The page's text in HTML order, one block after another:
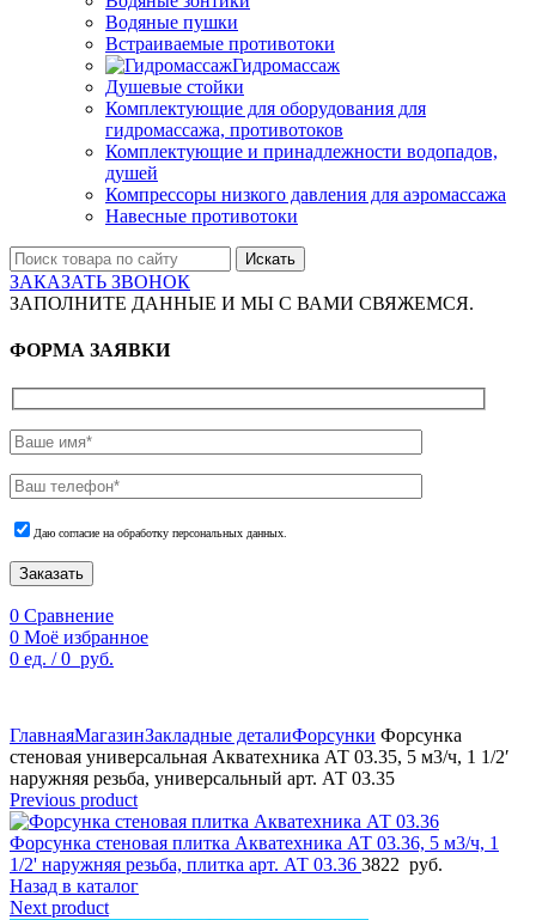
Водяные пушки
Встраиваемые противотоки
Гидромассаж
Душевые стойки
Комплектующие для оборудования для
гидромассажа, противотоков
Комплектующие и принадлежности водопадов,
душей
Компрессоры низкого давления для аэромассажа
Навесные противотоки
Искать
ЗАКАЗАТЬ ЗВОНОК
ЗАПОЛНИТЕ ДАННЫЕ И МЫ С ВАМИ СВЯЖЕМСЯ.
ФОРМА ЗАЯВКИ
Даю согласие на обработку персональных данных.
Заказать
0 Сравнение
0 Моё избранное
0 ед. / 0 руб.
ГлавнаяМагазинЗакладные деталиФорсунки Форсунка
стеновая универсальная Акватехника АТ 03.35, 5 м3/ч, 1 1/2′
наружняя резьба, универсальный арт. АТ 03.35
Previous product
Форсунка стеновая плитка Акватехника АТ 03.36, 5 м3/ч, 1
1/2' наружняя резьба, плитка арт. АТ 03.36 3822 руб.
Назад в каталог
Next product